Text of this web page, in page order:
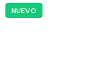
NUEVO